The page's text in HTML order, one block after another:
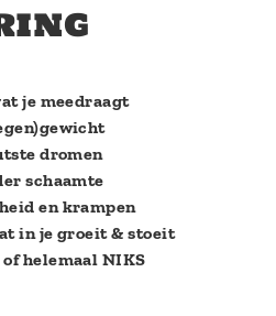
je meedraagt
dromen
schaamte
en krampen
in je groeit & stoeit
of helemaal NIKS